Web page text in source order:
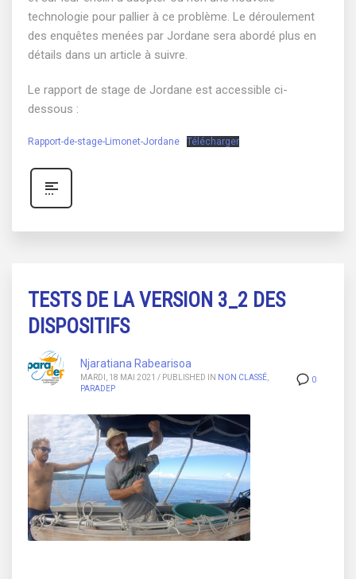
technologie pour pallier à ce problème. Le déroulement
des enquêtes menées par Jordane sera abordé plus en
détails dans un article à suivre.
Le rapport de stage de Jordane est accessible ci-
dessous :
Rapport-de-stage-Limonet-Jordane Télécharger
TESTS DE LA VERSION 3_2 DES
DISPOSITIFS
0
Njaratiana Rabearisoa
MARDI, 18 MAI 2021 / PUBLISHED IN NON CLASSÉ
PARADEP